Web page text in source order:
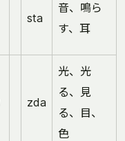
sta
音、鳴ら
す、耳
zda
光、光
る、見
る、目、
色